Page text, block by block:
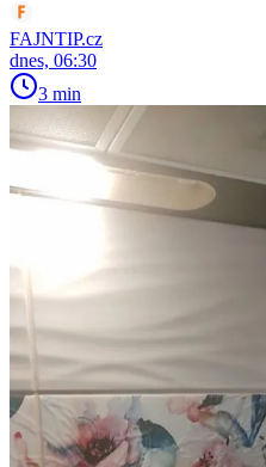
FAJNTIP.cz
dnes, 06:30
3 min